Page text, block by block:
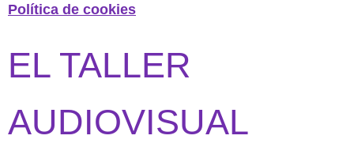
Política de cookies
EL TALLER
AUDIOVISUAL